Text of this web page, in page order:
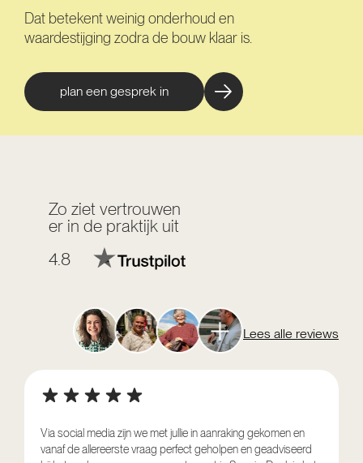
Dat betekent weinig onderhoud en
waardestijging zodra de bouw klaar is.
plan een gesprek in
Zo ziet vertrouwen
er in de praktijk uit
4.8
Lees alle reviews
Via social media zijn we met jullie in aanraking gekomen en
vanaf de allereerste vraag perfect geholpen en geadviseerd